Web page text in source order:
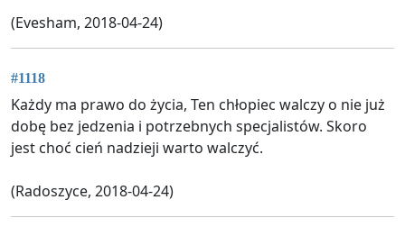
(Evesham, 2018-04-24)
#1118
Każdy ma prawo do życia, Ten chłopiec walczy o nie już
dobę bez jedzenia i potrzebnych specjalistów. Skoro
jest choć cień nadzieji warto walczyć.
(Radoszyce, 2018-04-24)